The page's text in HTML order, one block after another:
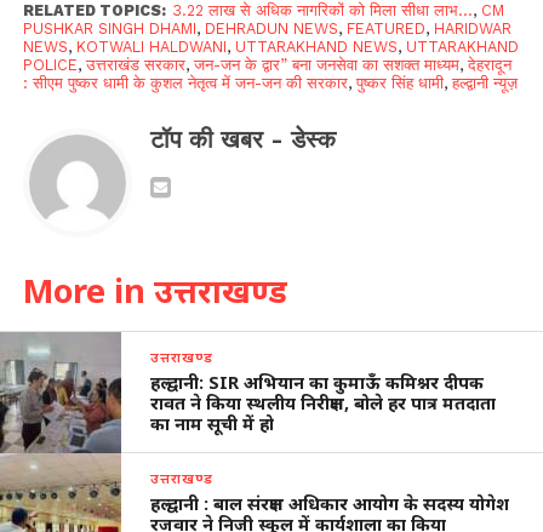
RELATED TOPICS: 3.22 लाख से अधिक नागरिकों को मिला सीधा लाभ..., CM
PUSHKAR SINGH DHAMI, DEHRADUN NEWS, FEATURED, HARIDWAR
NEWS, KOTWALI HALDWANI, UTTARAKHAND NEWS, UTTARAKHAND
POLICE,उत्तराखंड सरकार,जन-जन के द्वार” बना जनसेवा का सशक्त माध्यम,देहरादून
: सीएम पुष्कर धामी के कुशल नेतृत्व में जन-जन की सरकार,पुष्कर सिंह धामी,हल्द्वानी न्यूज़
टॉप की खबर - डेस्क
More in उत्तराखण्ड
उत्तराखण्ड
हल्द्वानी: SIR अभियान का कुमाऊँ कमिश्नर दीपक
रावत ने किया स्थलीय निरीक्षण, बोले हर पात्र मतदाता
का नाम सूची में हो
उत्तराखण्ड
हल्द्वानी : बाल संरक्षण अधिकार आयोग के सदस्य योगेश
रजवार ने निजी स्कूल में कार्यशाला का किया